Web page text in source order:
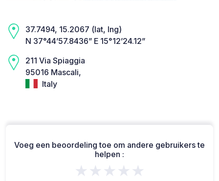
37.7494, 15.2067 (lat, lng)
N 37°44’57.8436” E 15°12’24.12”
211 Via Spiaggia
95016 Mascali,
Italy
Voeg een beoordeling toe om andere gebruikers te
helpen :
★★★★★